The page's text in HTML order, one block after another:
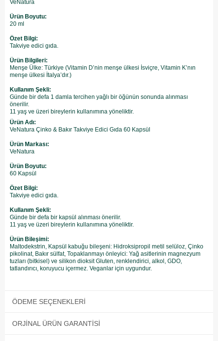
VeNatura
Ürün Boyutu:
20 ml
Özet Bilgi:
Takviye edici gıda.
Ürün Bilgileri:
Menşe Ülke: Türkiye (Vitamin D’nin menşe ülkesi İsviçre, Vitamin K’nın
menşe ülkesi İtalya’dır.)
Kullanım Şekli:
Günde bir defa 1 damla tercihen yağlı bir öğünün sonunda alınması
önerilir.
11 yaş ve üzeri bireylerin kullanımına yöneliktir.
Ürün Adı:
VeNatura Çinko & Bakır Takviye Edici Gıda 60 Kapsül
Ürün Markası:
VeNatura
Ürün Boyutu:
60 Kapsül
Özet Bilgi:
Takviye edici gıda.
Kullanım Şekli:
Günde bir defa bir kapsül alınması önerilir.
11 yaş ve üzeri bireylerin kullanımına yöneliktir.
Ürün Bileşimi:
Maltodekstrin, Kapsül kabuğu bileşeni: Hidroksipropil metil selüloz, Çinko
pikolinat, Bakır sülfat, Topaklanmayı önleyici: Yağ asitlerinin magnezyum
tuzları (bitkisel) ve silikon dioksit Gluten, renklendirici, alkol, GDO,
tatlandırıcı, koruyucu içermez. Veganlar için uygundur.
ÖDEME SEÇENEKLERI
ORJINAL ÜRÜN GARANTISI